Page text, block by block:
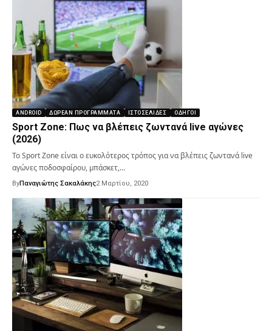
ANDROID ΔΩΡΕΆΝ ΠΡΟΓΡΆΜΜΑΤΑ ΙΣΤΟΣΕΛΊΔΕΣ ΟΔΗΓΟΊ
Sport Zone: Πως να βλέπεις ζωντανά live αγώνες
(2026)
Το Sport Zone είναι ο ευκολότερος τρόπος για να βλέπεις ζωντανά live
αγώνες ποδοσφαίρου, μπάσκετ,…
ByΠαναγιώτης Σακαλάκης2 Μαρτίου, 2020